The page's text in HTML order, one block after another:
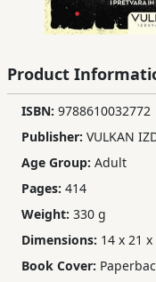
Children,
YA
Educational
Books
Ferdosi
Publishing
Product
ISBN: 9788610032772
Publisher: VULKAN
Age Group: Adult
Pages: 414
Weight: 330 g
Dimensions: 14 x 21
Book Cover: